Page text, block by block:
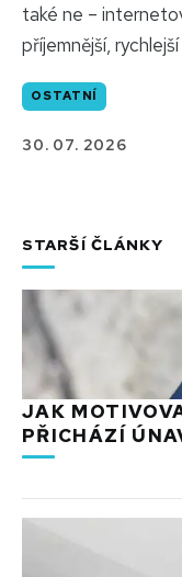
také ne –
příjemnější,
OSTATNÍ
30. 07. 2026
STARŠÍ ČLÁNKY
JAK
PŘICHÁZÍ